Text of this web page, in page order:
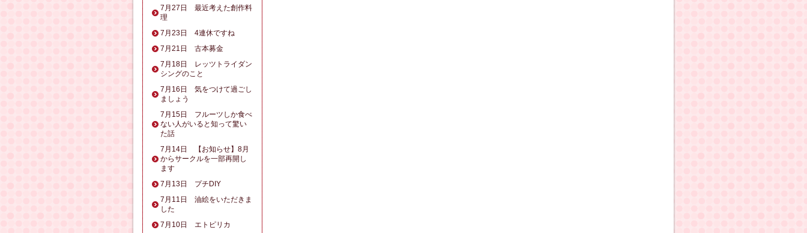
7月27日 最近考えた創作料
理
7月23日 4連休ですね
7月21日 古本募金
7月18日 レッツトライダン
シングのこと
7月16日 気をつけて過ごし
ましょう
7月15日 フルーツしか食べ
ない人がいると知って驚い
た話
7月14日 【お知らせ】8月
からサークルを一部再開し
ます
7月13日 プチDIY
7月11日 油絵をいただきま
した
7月10日 エトピリカ